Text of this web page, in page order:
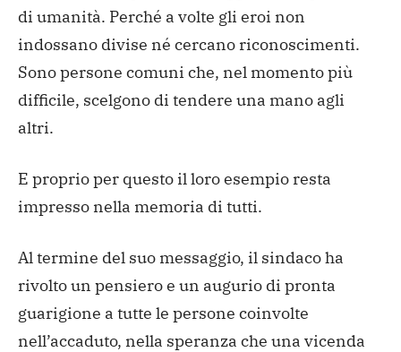
di umanità. Perché a volte gli eroi non
indossano divise né cercano riconoscimenti.
Sono persone comuni che, nel momento più
difficile, scelgono di tendere una mano agli
altri.
E proprio per questo il loro esempio resta
impresso nella memoria di tutti.
Al termine del suo messaggio, il sindaco ha
rivolto un pensiero e un augurio di pronta
guarigione a tutte le persone coinvolte
nell’accaduto, nella speranza che una vicenda